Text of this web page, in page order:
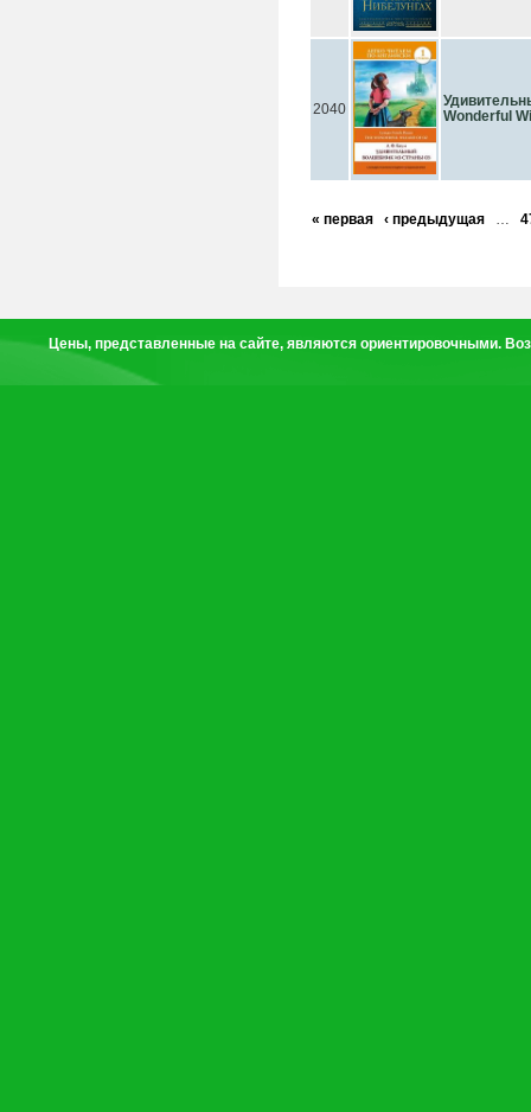
2040
Wonderful
« первая ‹ предыдущая …
Цены, представленные на сайте, являются ориентировочными.